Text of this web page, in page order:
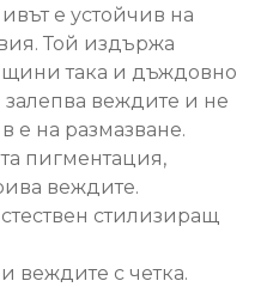
е устойчив на
Той издържа
така и дъждовно
веждите и не
е на размазване.
пигментация,
веждите.
стилизиращ
веждите с четка.